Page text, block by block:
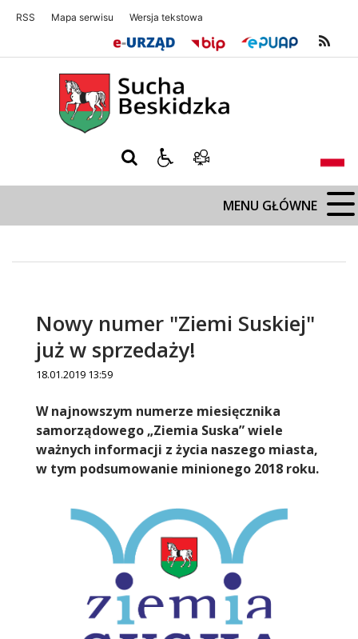
RSS Mapa serwisu Wersja tekstowa
Sucha Beskidzka
MENU GŁÓWNE
Nowy numer "Ziemi Suskiej"
już w sprzedaży!
18.01.2019 13:59
Treść
W najnowszym numerze miesięcznika
samorządowego „Ziemia Suska” wiele
ważnych informacji z życia naszego miasta,
w tym podsumowanie minionego 2018 roku.